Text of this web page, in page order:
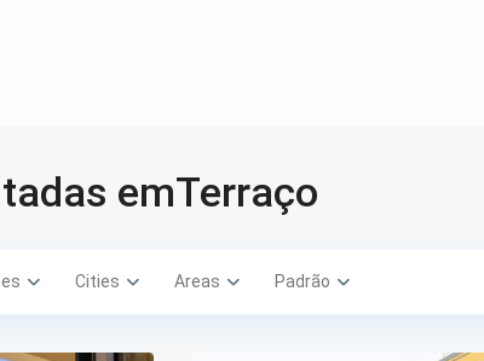
emTerraço
Cities Areas Padrão